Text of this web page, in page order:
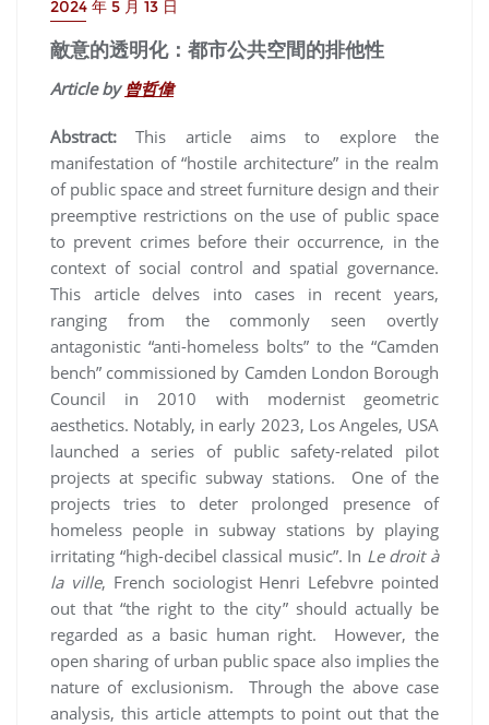
2024 年 5 月 13 日
敵意的透明化：都市公共空間的排他性
Article by 曾哲偉
Abstract:This article aims to explore the
manifestation of “hostile architecture” in the realm
of public space and street furniture design and their
preemptive restrictions on the use of public space
to prevent crimes before their occurrence, in the
context of social control and spatial governance.
This article delves into cases in recent years,
ranging from the commonly seen overtly
antagonistic “anti-homeless bolts” to the “Camden
bench” commissioned by Camden London Borough
Council in 2010 with modernist geometric
aesthetics. Notably, in early 2023, Los Angeles, USA
launched a series of public safety-related pilot
projects at specific subway stations. One of the
projects tries to deter prolonged presence of
homeless people in subway stations by playing
irritating “high-decibel classical music”. In Le droit à
la ville, French sociologist Henri Lefebvre pointed
out that “the right to the city” should actually be
regarded as a basic human right. However, the
open sharing of urban public space also implies the
nature of exclusionism. Through the above case
analysis, this article attempts to point out that the